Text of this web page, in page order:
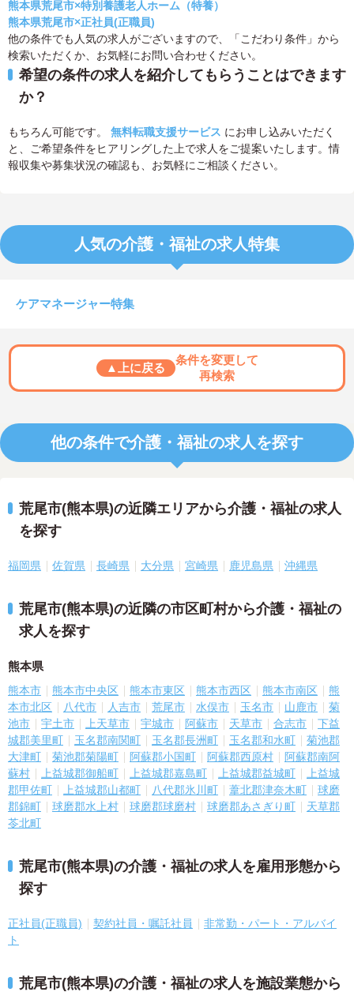
熊本県荒尾市×特別養護老人ホーム（特養）
熊本県荒尾市×正社員(正職員)
他の条件でも人気の求人がございますので、「こだわり条件」から
検索いただくか、お気軽にお問い合わせください。
希望の条件の求人を紹介してもらうことはできます
か？
もちろん可能です。 無料転職支援サービス にお申し込みいただく
と、ご希望条件をヒアリングした上で求人をご提案いたします。情
報収集や募集状況の確認も、お気軽にご相談ください。
人気の介護・福祉の求人特集
ケアマネージャー特集
▲上に戻る
条件を変更して
再検索
他の条件で介護・福祉の求人を探す
荒尾市(熊本県)の近隣エリアから介護・福祉の求人
を探す
福岡県 佐賀県 長崎県 大分県 宮崎県 鹿児島県 沖縄県
荒尾市(熊本県)の近隣の市区町村から介護・福祉の
求人を探す
熊本県
熊本市 熊本市中央区 熊本市東区 熊本市西区 熊本市南区
熊
本市北区
八代市 人吉市 荒尾市 水俣市 玉名市 山鹿市
菊
池市
宇土市 上天草市 宇城市 阿蘇市 天草市 合志市
下益
城郡美里町
玉名郡南関町 玉名郡長洲町 玉名郡和水町
菊池郡
大津町
菊池郡菊陽町 阿蘇郡小国町 阿蘇郡西原村
阿蘇郡南阿
蘇村
上益城郡御船町 上益城郡嘉島町 上益城郡益城町
上益城
郡甲佐町
上益城郡山都町 八代郡氷川町 葦北郡津奈木町
球磨
郡錦町
球磨郡水上村 球磨郡球磨村 球磨郡あさぎり町
天草郡
苓北町
荒尾市(熊本県)の介護・福祉の求人を雇用形態から
探す
正社員(正職員) 契約社員・嘱託社員
非常勤・パート・アルバイ
ト
荒尾市(熊本県)の介護・福祉の求人を施設業態から